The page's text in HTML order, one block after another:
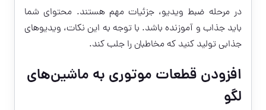
در مرحله ضبط ویدیو، جزئیات مهم هستند. محتوای شما
باید جذاب و آموزنده باشد. با توجه به این نکات، ویدیوهای
جذابی تولید کنید که مخاطبان را جلب کند.
افزودن قطعات موتوری به ماشین‌های
لگو